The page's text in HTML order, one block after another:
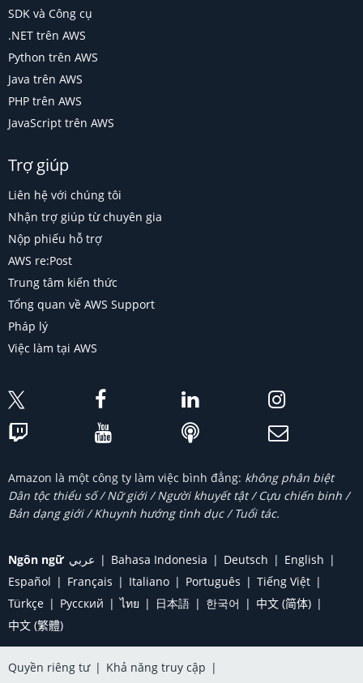
SDK và Công cụ
.NET trên AWS
Python trên AWS
Java trên AWS
PHP trên AWS
JavaScript trên AWS
Trợ giúp
Liên hệ với chúng tôi
Nhận trợ giúp từ chuyên gia
Nộp phiếu hỗ trợ
AWS re:Post
Trung tâm kiến thức
Tổng quan về AWS Support
Pháp lý
Việc làm tại AWS
Amazon là một công ty làm việc bình đẳng: không phân biệt
Dân tộc thiểu số / Nữ giới / Người khuyết tật / Cựu chiến binh /
Bản dạng giới / Khuynh hướng tình dục / Tuổi tác.
Ngôn ngữ عربي Bahasa Indonesia Deutsch
English
Español
Français Italiano Português
Tiếng Việt
Türkçe
Ρусский ไทย 日本語 한국어
中文 (简体)
中文 (繁體)
Quyền riêng tư | Khả năng truy cập |